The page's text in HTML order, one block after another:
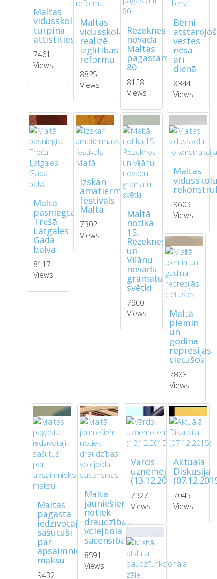
Maltas
vidusskola
turpina
attīstīties
7461
Views
Maltas
vidusskolā
realizē
izglītības
reformu
8825
Views
Rēzeknes
novada
Maltas
pagastam
80
8138
Views
Bērni
vestes
nēsā
arī
dienā
8344
Views
Maltā
pasniegta
Trešā
Latgales
Gada
balva
8117
Views
Izskan
amatiermākslas
festivāls
Maltā
7302
Views
Maltā
notika
15.
Rēzeknes
un
Viļānu
novadu
grāmatu
svētki
7900
Views
Maltas
9603
Views
Maltā
piemin
un
godina
represijās
cietušos
7883
Views
Maltas
pagasta
iedzīvotāji
sašutuši
par
apsaimniekošanas
maksu
9432
Maltā
jauniešiem
notiek
draudzības
volejbola
sacensības
8591
Views
Vārds
uzņēmējiem
(13.12.2015)
7327
Views
Aktuālā
Diskusija
7045
Views